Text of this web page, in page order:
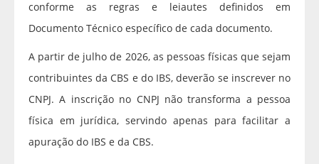
conforme as regras e leiautes definidos em
Documento Técnico específico de cada documento.
A partir de julho de 2026, as pessoas físicas que sejam
contribuintes da CBS e do IBS, deverão se inscrever no
CNPJ. A inscrição no CNPJ não transforma a pessoa
física em jurídica, servindo apenas para facilitar a
apuração do IBS e da CBS.